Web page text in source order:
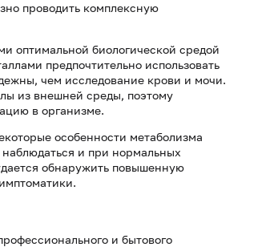
проводить комплексную
оптимальной биологической средой
предпочтительно использовать
чем исследование крови и мочи.
из внешней среды, поэтому
в организме.
особенности метаболизма
и при нормальных
обнаружить повышенную
и бытового